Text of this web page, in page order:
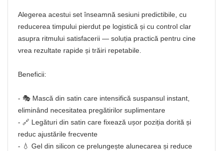
Alegerea acestui set înseamnă sesiuni predictibile, cu
reducerea timpului pierdut pe logistică și cu control clar
asupra ritmului satisfacerii — soluția practică pentru cine
vrea rezultate rapide și trăiri repetabile.
Beneficii:
- 🎭 Mască din satin care intensifică suspansul instant,
eliminând necesitatea pregătirilor suplimentare
- 🔗 Legături din satin care fixează ușor poziția dorită și
reduc ajustările frecvente
- 💧 Gel din silicon ce prelungește alunecarea și reduce